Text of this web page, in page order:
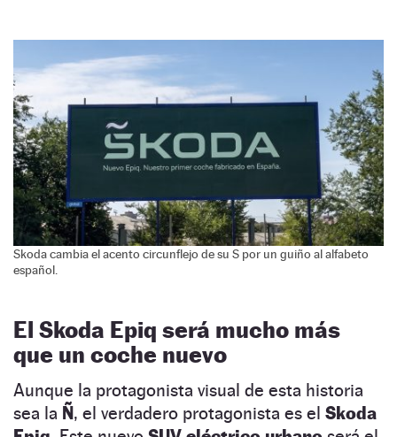
Skoda cambia el acento circunflejo de su S por un guiño al alfabeto
español.
El Skoda Epiq será mucho más
que un coche nuevo
Aunque la protagonista visual de esta historia
sea la Ñ, el verdadero protagonista es el Skoda